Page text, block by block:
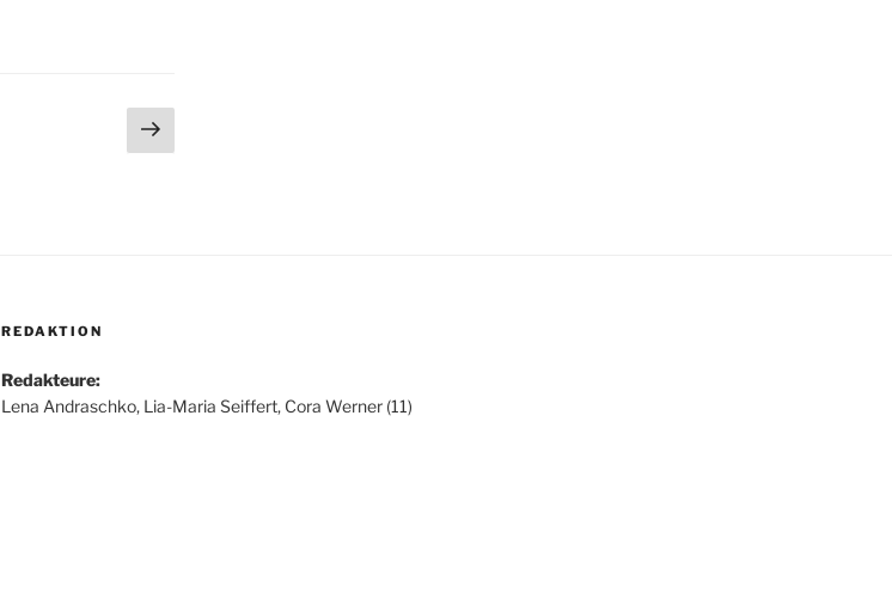
Nächste
Seite
REDAKTION
Redakteure:
Lena Andraschko, Lia-Maria Seiffert, Cora Werner (11)